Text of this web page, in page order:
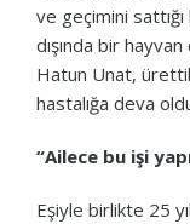
ve geçimini
dışında bir
Hatun Unat,
hastalığa deva
“Ailece bu işi
Eşiyle birlikte 25